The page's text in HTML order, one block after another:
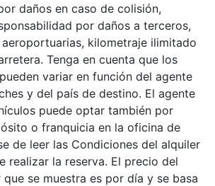
daños en caso de colisión,
por daños a terceros,
kilometraje ilimitado
Tenga en cuenta que los
variar en función del agente
y del país de destino. El agente
puede optar también por
o franquicia en la oficina de
de leer las Condiciones del alquiler
realizar la reserva. El precio del
se muestra es por día y se basa